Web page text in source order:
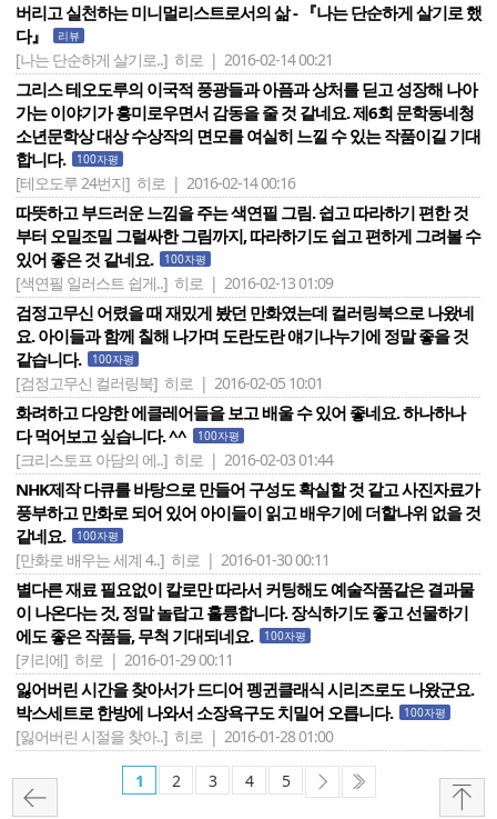
버리고 실천하는 미니멀리스트로서의 삶 - 『나는 단순하게 살기로 했
다』
리뷰
[나는 단순하게 살기로..] 히로 | 2016-02-14 00:21
그리스 테오도루의 이국적 풍광들과 아픔과 상처를 딛고 성장해 나아
가는 이야기가 흥미로우면서 감동을 줄 것 같네요. 제6회 문학동네청
소년문학상 대상 수상작의 면모를 여실히 느낄 수 있는 작품이길 기대
합니다.
100자평
[테오도루 24번지] 히로 | 2016-02-14 00:16
따뜻하고 부드러운 느낌을 주는 색연필 그림. 쉽고 따라하기 편한 것
부터 오밀조밀 그럴싸한 그림까지, 따라하기도 쉽고 편하게 그려볼 수
있어 좋은 것 같네요.
100자평
[색연필 일러스트 쉽게..] 히로 | 2016-02-13 01:09
검정고무신 어렸을 때 재밌게 봤던 만화였는데 컬러링북으로 나왔네
요. 아이들과 함께 칠해 나가며 도란도란 얘기나누기에 정말 좋을 것
같습니다.
100자평
[검정고무신 컬러링북] 히로 | 2016-02-05 10:01
화려하고 다양한 에클레어들을 보고 배울 수 있어 좋네요. 하나하나
다 먹어보고 싶습니다. ^^
100자평
[크리스토프 아담의 에..] 히로 | 2016-02-03 01:44
NHK제작 다큐를 바탕으로 만들어 구성도 확실할 것 같고 사진자료가
풍부하고 만화로 되어 있어 아이들이 읽고 배우기에 더할나위 없을 것
같네요.
100자평
[만화로 배우는 세계 4..] 히로 | 2016-01-30 00:11
별다른 재료 필요없이 칼로만 따라서 커팅해도 예술작품같은 결과물
이 나온다는 것, 정말 놀랍고 훌륭합니다. 장식하기도 좋고 선물하기
에도 좋은 작품들, 무척 기대되네요.
100자평
[키리에] 히로 | 2016-01-29 00:11
잃어버린 시간을 찾아서가 드디어 펭귄클래식 시리즈로도 나왔군요.
박스세트로 한방에 나와서 소장욕구도 치밀어 오릅니다.
100자평
[잃어버린 시절을 찾아..] 히로 | 2016-01-28 01:00
1 2 3 4 5